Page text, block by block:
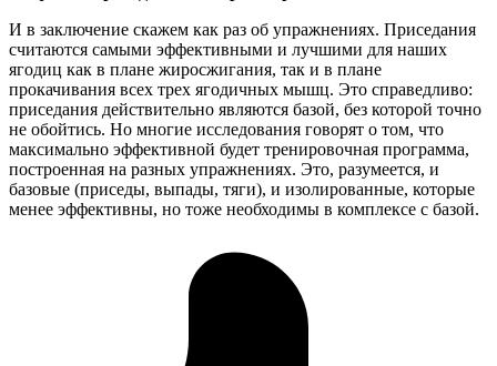
И в заключение скажем как раз об упражнениях. Приседания
считаются самыми эффективными и лучшими для наших
ягодиц как в плане жиросжигания, так и в плане
прокачивания всех трех ягодичных мышц. Это справедливо:
приседания действительно являются базой, без которой точно
не обойтись. Но многие исследования говорят о том, что
максимально эффективной будет тренировочная программа,
построенная на разных упражнениях. Это, разумеется, и
базовые (приседы, выпады, тяги), и изолированные, которые
менее эффективны, но тоже необходимы в комплексе с базой.